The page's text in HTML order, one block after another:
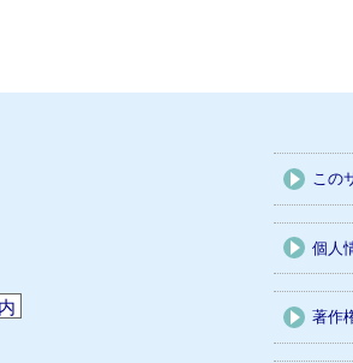
この
個人
著作